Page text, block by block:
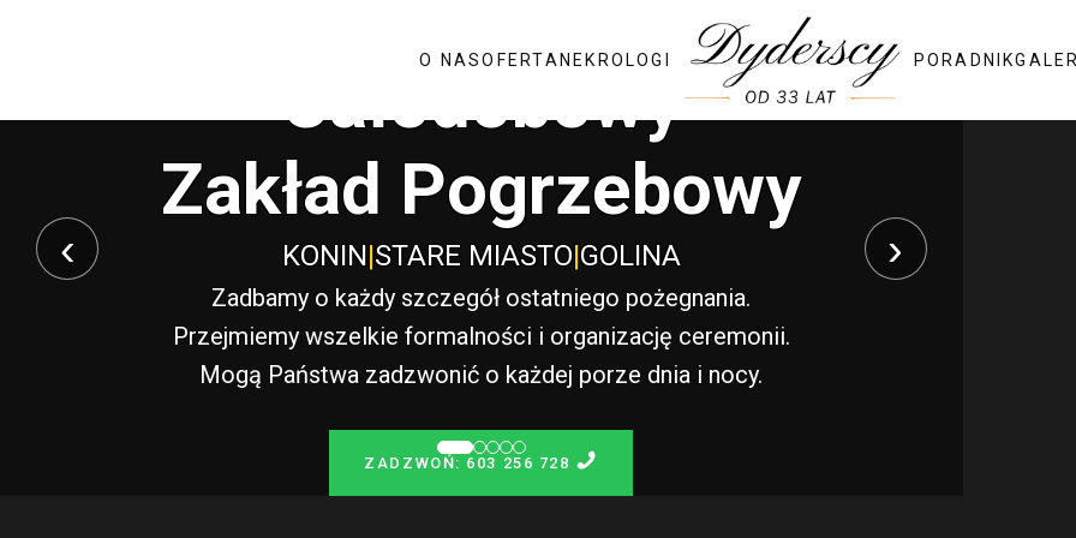
O NASOFERTANEKROLOGI PORADNIK
Całodobowy
Zakład Pogrzebowy
KONIN|STARE MIASTO|GOLINA
Zadbamy o każdy szczegół ostatniego pożegnania.
Przejmiemy wszelkie formalności i organizację ceremonii.
Mogą Państwa zadzwonić o każdej porze dnia i nocy.
ZADZWOŃ: 603 256 728
‹ ›